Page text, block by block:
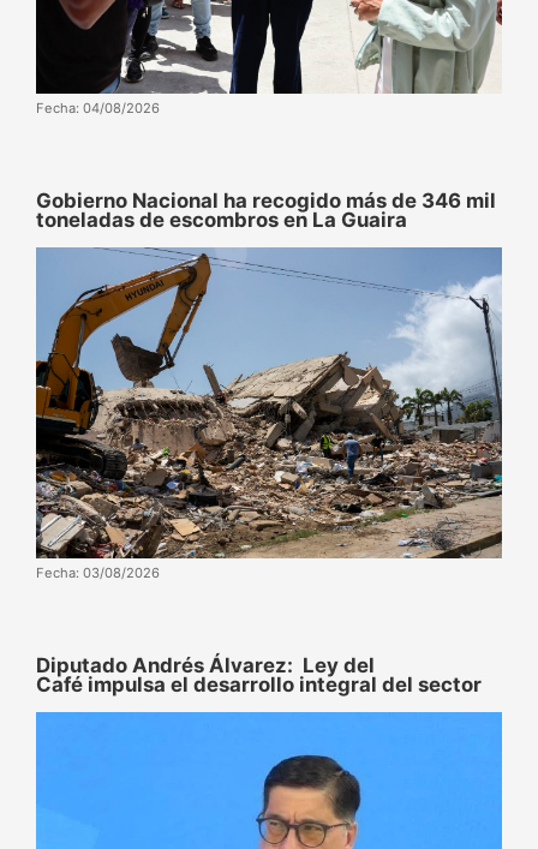
Fecha: 04/08/2026
Gobierno Nacional ha recogido más de 346 mil
toneladas de escombros en La Guaira
Fecha: 03/08/2026
Diputado Andrés Álvarez: Ley del
Café impulsa el desarrollo integral del sector